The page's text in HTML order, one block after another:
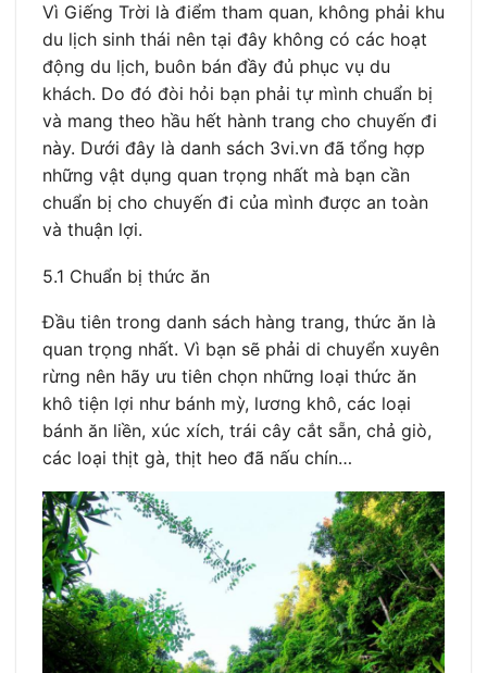
Vì Giếng Trời là điểm tham quan, không phải khu
du lịch sinh thái nên tại đây không có các hoạt
động du lịch, buôn bán đầy đủ phục vụ du
khách. Do đó đòi hỏi bạn phải tự mình chuẩn bị
và mang theo hầu hết hành trang cho chuyến đi
này. Dưới đây là danh sách 3vi.vn đã tổng hợp
những vật dụng quan trọng nhất mà bạn cần
chuẩn bị cho chuyến đi của mình được an toàn
và thuận lợi.
5.1 Chuẩn bị thức ăn
Đầu tiên trong danh sách hàng trang, thức ăn là
quan trọng nhất. Vì bạn sẽ phải di chuyển xuyên
rừng nên hãy ưu tiên chọn những loại thức ăn
khô tiện lợi như bánh mỳ, lương khô, các loại
bánh ăn liền, xúc xích, trái cây cắt sẵn, chả giò,
các loại thịt gà, thịt heo đã nấu chín…